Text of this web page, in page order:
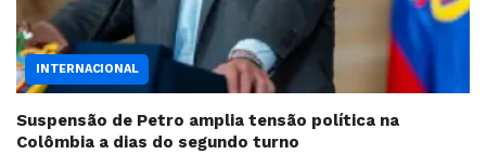
INTERNACIONAL
Suspensão de Petro amplia tensão política na
Colômbia a dias do segundo turno